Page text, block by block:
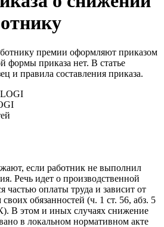
премии оформляют приказом
формы приказа нет. В статье
и правила составления приказа.
если работник не выполнил
Речь идет о производственной
частью оплаты труда и зависит от
обязанностей (ч. 1 ст. 56, абз. 5
В этом и иных случаях снижение
в локальном нормативном акте